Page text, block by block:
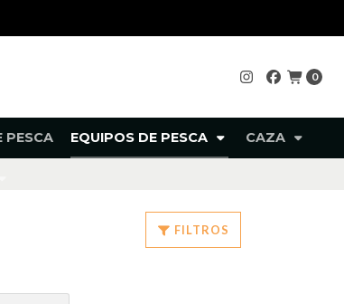
0
PESCA EQUIPOS DE PESCA CAZA
FILTROS